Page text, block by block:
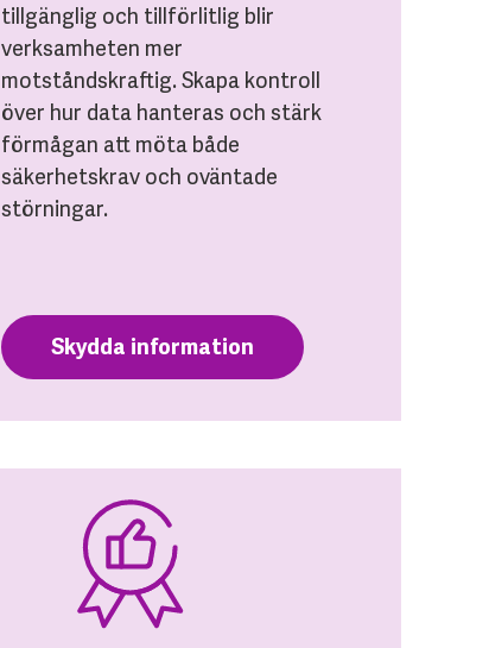
tillgänglig och tillförlitlig blir
verksamheten mer
motståndskraftig. Skapa kontroll
över hur data hanteras och stärk
förmågan att möta både
säkerhetskrav och oväntade
störningar.
Skydda information